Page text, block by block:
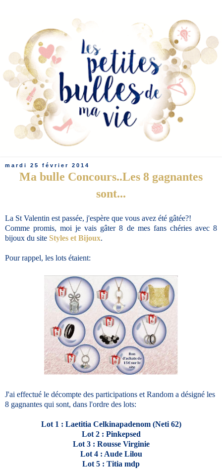
mardi 25 février 2014
Ma bulle Concours..Les 8 gagnantes
sont...
La St Valentin est passée, j'espère que vous avez été gâtée?!
Comme promis, moi je vais gâter 8 de mes fans chéries avec 8
bijoux du site Styles et Bijoux.
Pour rappel, les lots étaient:
J'ai effectué le décompte des participations et Random a désigné les
8 gagnantes qui sont, dans l'ordre des lots:
Lot 1 : Laetitia Celkinapadenom (Neti 62)
Lot 2 : Pinkepsed
Lot 3 : Rousse Virginie
Lot 4 : Aude Lilou
Lot 5 : Titia mdp